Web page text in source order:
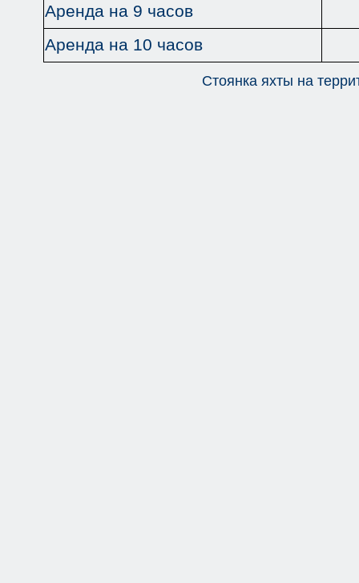
Аренда на 9 часов
Аренда на 10 часов
Стоянка яхты на